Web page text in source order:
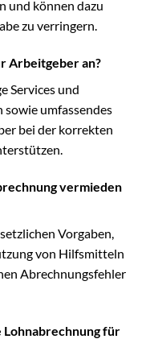
und können dazu
zu verringern.
Arbeitgeber an?
Services und
sowie umfassendes
bei der korrekten
vermieden
Vorgaben,
von Hilfsmitteln
Abrechnungsfehler
für